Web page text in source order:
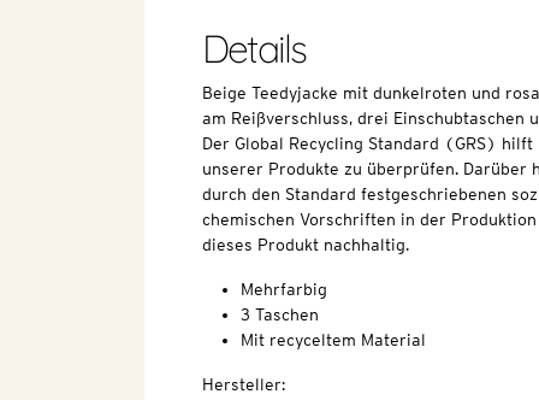
Details
Beige Teedyjacke mit dunkelroten und
am Reißverschluss, drei Einschubtaschen
Der Global Recycling Standard (GRS) hilft
unserer Produkte zu überprüfen. Darüber
durch den Standard festgeschriebenen
chemischen Vorschriften in der
dieses Produkt nachhaltig.
Mehrfarbig
3 Taschen
Mit recyceltem Material
Hersteller: